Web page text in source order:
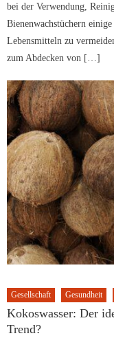
bei der Verwendung,
Bienenwachstüchern
Lebensmitteln zu
zum Abdecken von […]
Gesellschaft Gesundheit
Kokoswasser: Der
Trend?